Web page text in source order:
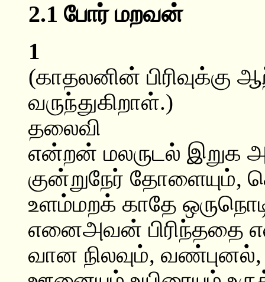
2.1 போர் மறவன்
1
(காதலனின்
வருந்துகிறாள்.)
தலைவி
என்றன் மலருடல்
குன்றுநேர் தோளையும்,
உளம்மறக் காதே
எனைஅவன் பிரிந்ததை
வான நிலவும்,